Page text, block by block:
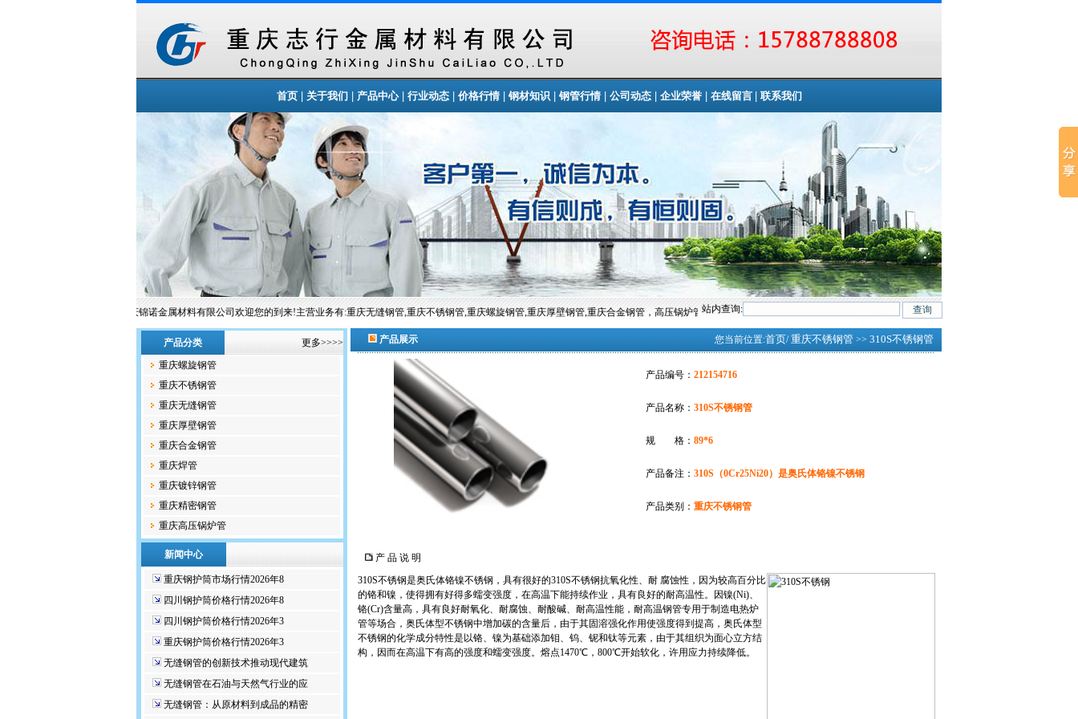
首页| 关于我们| 产品中心| 行业动态| 价格行情| 钢材知识 | 钢管行情| 公司动态| 企业荣誉| 在线留言 | 联系我们
重庆锦诺金属材料有限公司欢迎您的到来!主营业务有:重庆无缝钢管,重庆不锈钢管,重庆螺旋钢管,重庆厚壁钢管,重庆合金钢管，高压锅炉管等站内查询:
产品分类
更多>>>>
重庆螺旋钢管
重庆不锈钢管
重庆无缝钢管
重庆厚壁钢管
重庆合金钢管
重庆焊管
重庆镀锌钢管
重庆精密钢管
重庆高压锅炉管
新闻中心
重庆钢护筒市场行情2026年8
四川钢护筒价格行情2026年8
四川钢护筒价格行情2026年3
重庆钢护筒价格行情2026年3
无缝钢管的创新技术推动现代建筑
无缝钢管在石油与天然气行业的应
无缝钢管：从原材料到成品的精密
产品展示 您当前位置:首页/重庆不锈钢管 >> 310S不锈钢管
产品编号： 212154716
产品名称： 310S不锈钢管
规 格： 89*6
产品备注： 310S（0Cr25Ni20）是奥氏体铬镍不锈钢
产品类别： 重庆不锈钢管
产 品 说 明
310S不锈钢是奥氏体铬镍不锈钢，具有很好的310S不锈钢抗氧化性、耐 腐蚀性，因为较高百分比
的铬和镍，使得拥有好得多蠕变强度，在高温下能持续作业，具有良好的耐高温性。因镍(Ni)、
铬(Cr)含量高，具有良好耐氧化、耐腐蚀、耐酸碱、耐高温性能，耐高温钢管专用于制造电热炉
管等场合，奥氏体型不锈钢中增加碳的含量后，由于其固溶强化作用使强度得到提高，奥氏体型
不锈钢的化学成分特性是以铬、镍为基础添加钼、钨、铌和钛等元素，由于其组织为面心立方结
构，因而在高温下有高的强度和蠕变强度。熔点1470℃，800℃开始软化，许用应力持续降低。